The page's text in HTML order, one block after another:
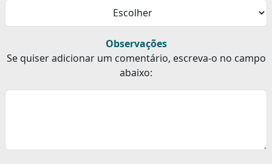
Observações
Se quiser adicionar um comentário, escreva-o no campo
abaixo: